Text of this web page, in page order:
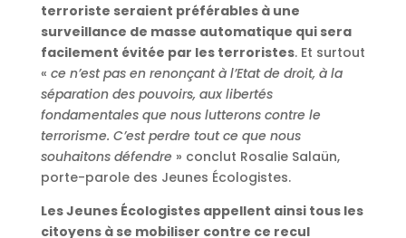
terroriste seraient préférables à une
surveillance de masse automatique qui sera
facilement évitée par les terroristes. Et surtout
« ce n’est pas en renonçant à l’Etat de droit, à la
séparation des pouvoirs, aux libertés
fondamentales que nous lutterons contre le
terrorisme. C’est perdre tout ce que nous
souhaitons défendre » conclut Rosalie Salaün,
porte-parole des Jeunes Écologistes.
Les Jeunes Écologistes appellent ainsi tous les
citoyens à se mobiliser contre ce recul